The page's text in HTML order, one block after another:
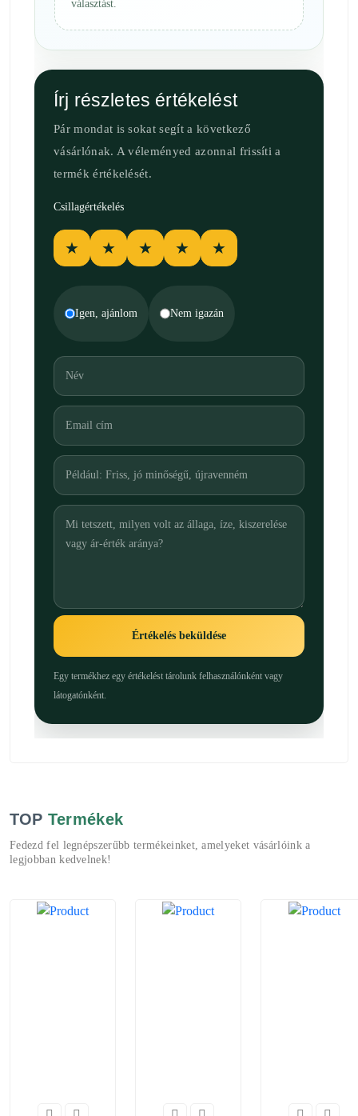
választást.
Írj részletes értékelést
Pár mondat is sokat segít a következő
vásárlónak. A véleményed azonnal frissíti a
termék értékelését.
Csillagértékelés
★ ★ ★ ★ ★
Igen, ajánlom Nem igazán
Értékelés beküldése
Egy termékhez egy értékelést tárolunk felhasználónként vagy
látogatónként.
TOP Termékek
Fedezd fel legnépszerűbb termékeinket, amelyeket vásárlóink a
legjobban kedvelnek!